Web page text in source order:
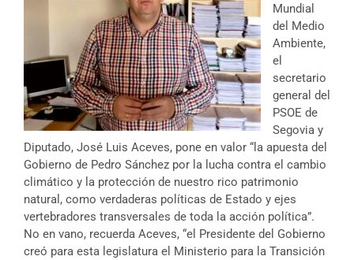
Mundial
del Medio
Ambiente,
el
secretario
general del
PSOE de
Segovia y
Diputado, José Luis Aceves, pone en valor “la apuesta del
Gobierno de Pedro Sánchez por la lucha contra el cambio
climático y la protección de nuestro rico patrimonio
natural, como verdaderas políticas de Estado y ejes
vertebradores transversales de toda la acción política”.
No en vano, recuerda Aceves, “el Presidente del Gobierno
creó para esta legislatura el Ministerio para la Transición